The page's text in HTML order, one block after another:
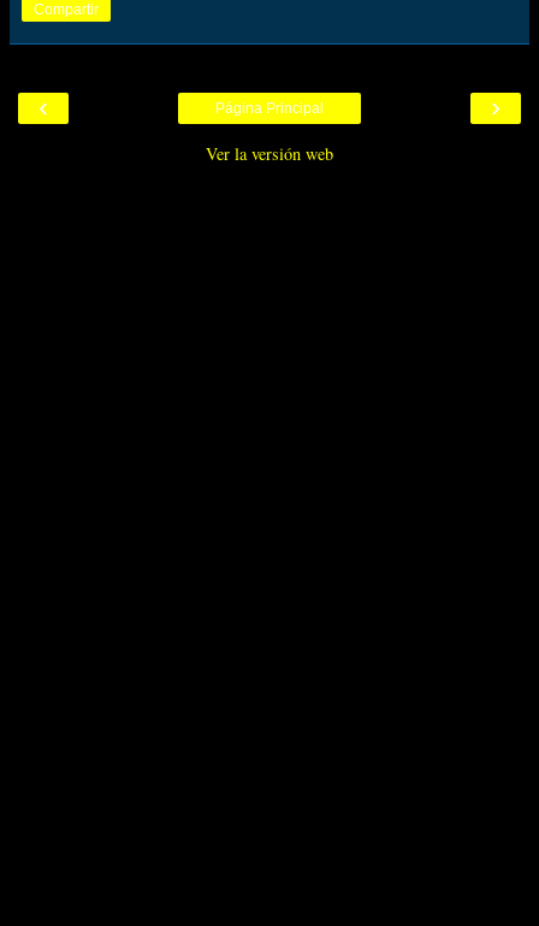
Compartir
‹ ›
Página Principal
Ver la versión web